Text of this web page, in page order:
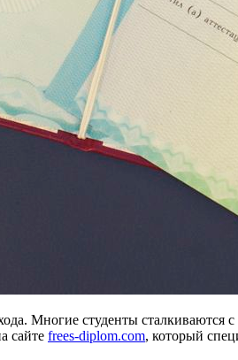
Многие студенты
сайте frees-diplom.com, который